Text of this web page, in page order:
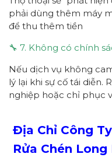
phải dùng thêm máy
để thu thêm tiền
🔧 7. Không có chính
Nếu dịch vụ không
lý lại khi sự cố tái diễn.
nghiệp hoặc chỉ phục
Địa Chỉ Công
Rửa Chén